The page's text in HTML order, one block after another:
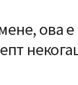
ова е